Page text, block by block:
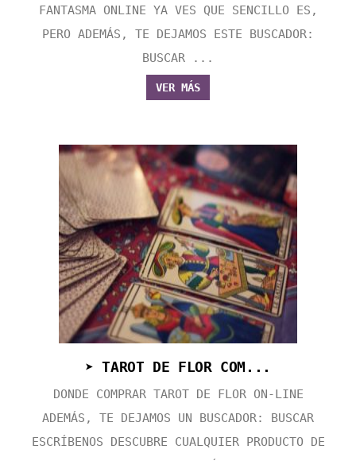
FANTASMA ONLINE YA VES QUE SENCILLO ES,
PERO ADEMÁS, TE DEJAMOS ESTE BUSCADOR:
BUSCAR ...
VER MÁS
➤ TAROT DE FLOR COM...
DONDE COMPRAR TAROT DE FLOR ON-LINE
ADEMÁS, TE DEJAMOS UN BUSCADOR: BUSCAR
ESCRÍBENOS DESCUBRE CUALQUIER PRODUCTO DE